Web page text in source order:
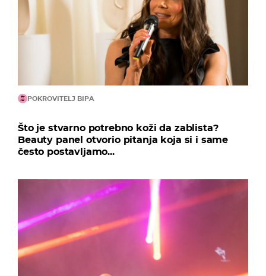
POKROVITELJ BIPA
Što je stvarno potrebno koži da zablista?
Beauty panel otvorio pitanja koja si i same
često postavljamo...